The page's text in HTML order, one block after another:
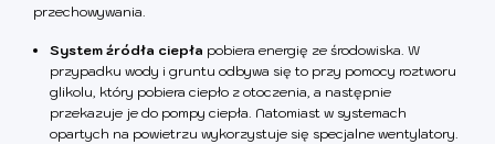
przechowywania.
System źródła ciepła pobiera energię ze środowiska. W
przypadku wody i gruntu odbywa się to przy pomocy roztworu
glikolu, który pobiera ciepło z otoczenia, a następnie
przekazuje je do pompy ciepła. Natomiast w systemach
opartych na powietrzu wykorzystuje się specjalne wentylatory.